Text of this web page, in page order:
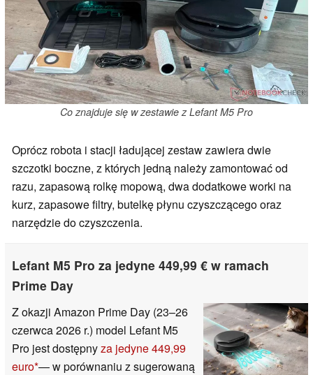
Co znajduje się w zestawie z Lefant M5 Pro
Oprócz robota i stacji ładującej zestaw zawiera dwie
szczotki boczne, z których jedną należy zamontować od
razu, zapasową rolkę mopową, dwa dodatkowe worki na
kurz, zapasowe filtry, butelkę płynu czyszczącego oraz
narzędzie do czyszczenia.
Lefant M5 Pro za jedyne 449,99 € w ramach
Prime Day
Z okazji Amazon Prime Day (23–26
czerwca 2026 r.) model Lefant M5
Pro jest dostępnyza jedyne 449,99
euro — w porównaniu z sugerowaną